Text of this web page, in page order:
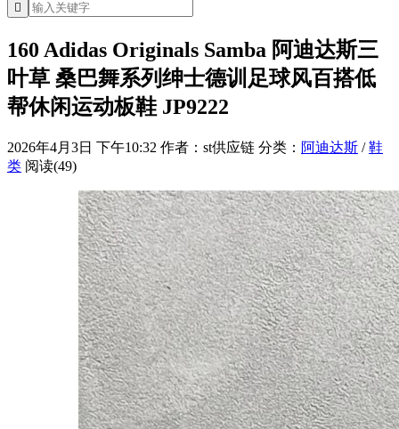

160 Adidas Originals Samba 阿迪达斯三
叶草 桑巴舞系列绅士德训足球风百搭低
帮休闲运动板鞋 JP9222
2026年4月3日 下午10:32 作者：st供应链 分类： 阿迪达斯 /鞋
类 阅读(49)